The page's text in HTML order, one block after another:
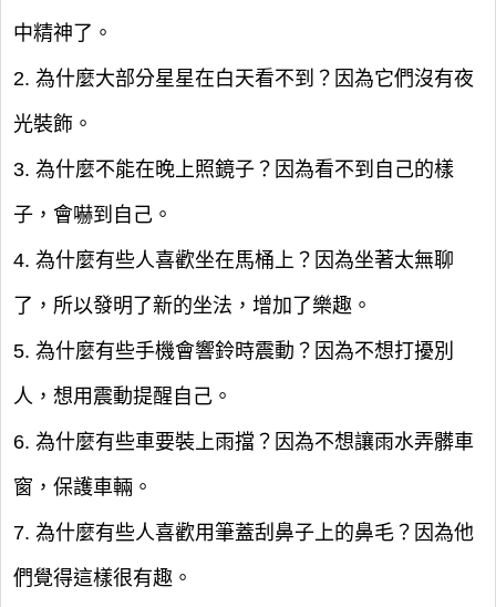
中精神了。
2. 為什麼大部分星星在白天看不到？因為它們沒有夜
光裝飾。
3. 為什麼不能在晚上照鏡子？因為看不到自己的樣
子，會嚇到自己。
4. 為什麼有些人喜歡坐在馬桶上？因為坐著太無聊
了，所以發明了新的坐法，增加了樂趣。
5. 為什麼有些手機會響鈴時震動？因為不想打擾別
人，想用震動提醒自己。
6. 為什麼有些車要裝上雨擋？因為不想讓雨水弄髒車
窗，保護車輛。
7. 為什麼有些人喜歡用筆蓋刮鼻子上的鼻毛？因為他
們覺得這樣很有趣。